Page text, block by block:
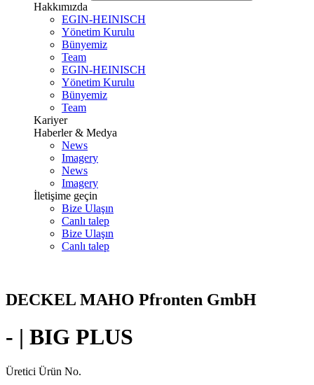
Hakkımızda
EGIN-HEINISCH
Yönetim Kurulu
Bünyemiz
Team
EGIN-HEINISCH
Yönetim Kurulu
Bünyemiz
Team
Kariyer
Haberler & Medya
News
Imagery
News
Imagery
İletişime geçin
Bize Ulaşın
Canlı talep
Bize Ulaşın
Canlı talep
DECKEL MAHO Pfronten GmbH
- | BIG PLUS
Üretici Ürün No.